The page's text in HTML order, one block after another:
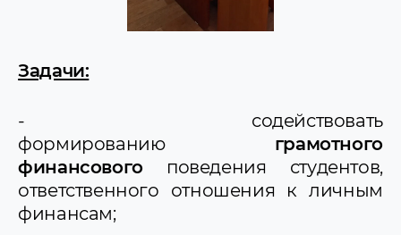
Задачи:
- содействовать
формированию грамотного
финансовогоповедения студентов,
ответственного отношения к личным
финансам;